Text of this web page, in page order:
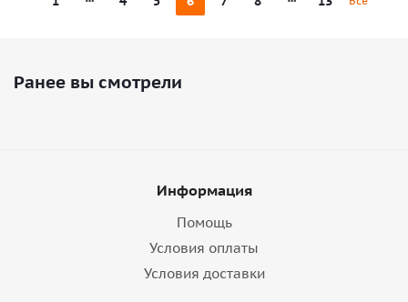
Ранее вы смотрели
Информация
Помощь
Условия оплаты
Условия доставки